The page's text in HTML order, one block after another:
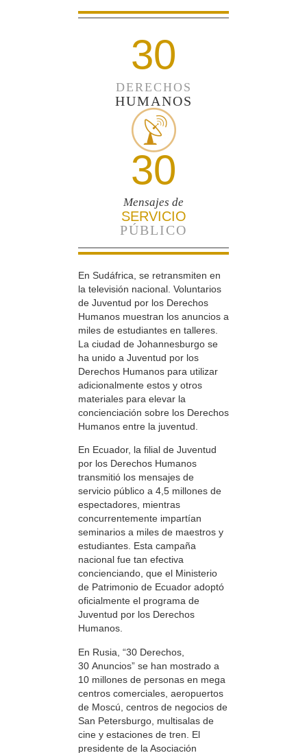
30
DERECHOS
HUMANOS
30
Mensajes de
SERVICIO
PÚBLICO
En Sudáfrica, se retransmiten en
la televisión nacional. Voluntarios
de Juventud por los Derechos
Humanos muestran los anuncios a
miles de estudiantes en talleres.
La ciudad de Johannesburgo se
ha unido a Juventud por los
Derechos Humanos para utilizar
adicionalmente estos y otros
materiales para elevar la
concienciación sobre los Derechos
Humanos entre la juventud.
En Ecuador, la filial de Juventud
por los Derechos Humanos
transmitió los mensajes de
servicio público a 4,5 millones de
espectadores, mientras
concurrentemente impartían
seminarios a miles de maestros y
estudiantes. Esta campaña
nacional fue tan efectiva
concienciando, que el Ministerio
de Patrimonio de Ecuador adoptó
oficialmente el programa de
Juventud por los Derechos
Humanos.
En Rusia, “30 Derechos,
30 Anuncios” se han mostrado a
10 millones de personas en mega
centros comerciales, aeropuertos
de Moscú, centros de negocios de
San Petersburgo, multisalas de
cine y estaciones de tren. El
presidente de la Asociación